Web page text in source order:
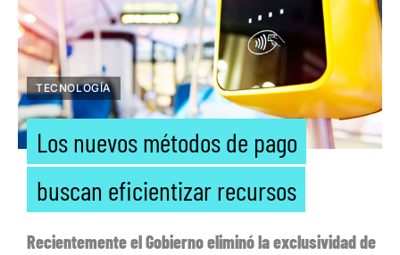
TECNOLOGÍA
Los nuevos métodos de pago
buscan eficientizar recursos
Recientemente el Gobierno eliminó la exclusividad de